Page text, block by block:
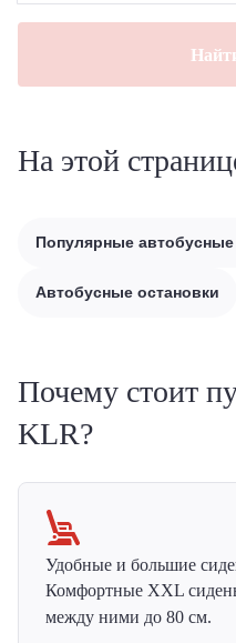
На этой
Популярные
Автобусные остановки
Почему стоит
KLR?
Удобные и большие
Комфортные XXL
между ними до 80 см.